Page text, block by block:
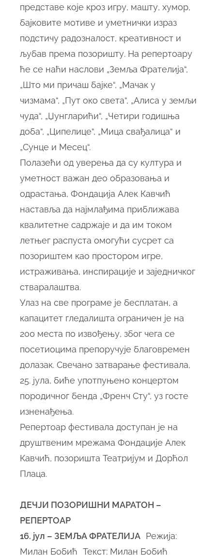
представе које кроз игру, машту, хумор,
бајковите мотиве и уметнички израз
подстичу радозналост, креативност и
љубав према позоришту. На репертоару
ће се наћи наслови „Земља Фрателија“,
„Што ми причаш бајке“, „Мачак у
чизмама“, „Пут око света“, „Алиса у земљи
чуда“, „Џунгларићи“, „Четири годишња
доба“, „Ципелице“, „Мица свађалица“ и
„Сунце и Месец“.
Полазећи од уверења да су култура и
уметност важан део образовања и
одрастања, Фондација Алек Кавчић
наставља да најмлађима приближава
квалитетне садржаје и да им током
летњег распуста омогући сусрет са
позориштем као простором игре,
истраживања, инспирације и заједничког
стваралаштва.
Улаз на све програме је бесплатан, а
капацитет гледалишта ограничен је на
200 места по извођењу, због чега се
посетиоцима препоручује благовремен
долазак. Свечано затварање фестивала,
25. јула, биће употпуњено концертом
породичног бенда „Френч Сту“, уз госте
изненађења.
Репертоар фестивала доступан је на
друштвеним мрежама Фондације Алек
Кавчић, позоришта Театријум и Дорћол
Плаца.
ДЕЧЈИ ПОЗОРИШНИ МАРАТОН –
РЕПЕРТОАР
16. јул – ЗЕМЉА ФРАТЕЛИЈА Режија:
Милан Бобић Текст: Милан Бобић